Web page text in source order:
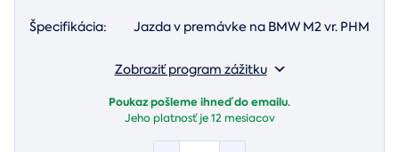
Špecifikácia: Jazda v premávke na BMW M2 vr. PHM
Zobraziť program zážitku
Poukaz pošleme ihneď do emailu.
Jeho platnosť je12 mesiacov